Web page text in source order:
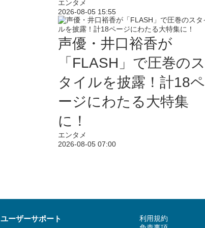
エンタメ
2026-08-05 15:55
声優・井口裕香が
「FLASH」で圧巻のス
タイルを披露！計18ペ
ージにわたる大特集
に！
エンタメ
2026-08-05 07:00
ユーザーサポート
利用規約